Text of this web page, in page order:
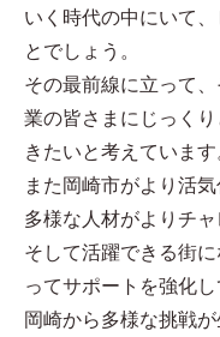
いく時代の中にいて
とでしょう。
その最前線に立って
業の皆さまにじっく
きたいと考えています
また岡崎市がより活
多様な人材がよりチャ
そして活躍できる街
ってサポートを強化
岡崎から多様な挑戦